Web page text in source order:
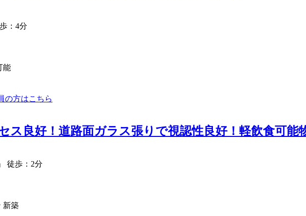
：4分
能
の方はこちら
ス良好！道路面ガラス張りで視認性良好！軽飲食可能
徒歩：2分
新築